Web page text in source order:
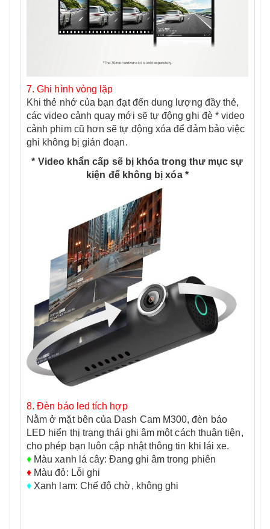
7. Ghi hình vòng lặp
Khi thẻ nhớ của bạn đạt đến dung lượng đầy thẻ,
các video cảnh quay mới sẽ tự động ghi đè * video
cảnh phim cũ hơn sẽ tự động xóa để đảm bảo việc
ghi không bị gián đoạn.
* Video khẩn cấp sẽ bị khóa trong thư mục sự
kiện để không bị xóa *
8. Đèn báo led tích hợp
Nằm ở mặt bên của Dash Cam M300, đèn báo
LED hiển thị trạng thái ghi âm một cách thuận tiện,
cho phép bạn luôn cập nhật thông tin khi lái xe.
♦ Màu xanh lá cây: Đang ghi âm trong phiên
♦ Màu đỏ: Lỗi ghi
♦ Xanh lam: Chế độ chờ, không ghi